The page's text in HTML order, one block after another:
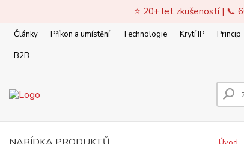
⭐ 20+ let zkušeností | 📞
Články Příkon a umístění Technologie Krytí IP Princip
B2B